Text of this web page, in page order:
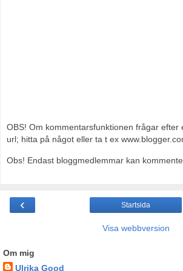
OBS! Om kommentarsfunktionen frågar efter
url; hitta på något eller ta t ex
Obs! Endast bloggmedlemmar kan
‹ Startsida
Visa webbversion
Om mig
Ulrika Good